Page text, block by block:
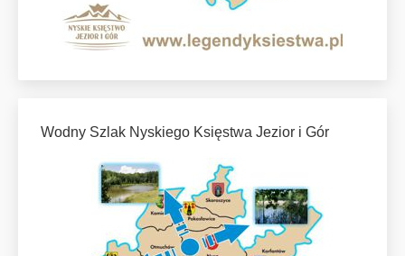
Wodny Szlak Nyskiego Księstwa Jezior i Gór